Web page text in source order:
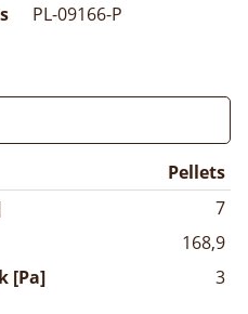
PL-09166-P
Pellets
7
168,9
[Pa]
3